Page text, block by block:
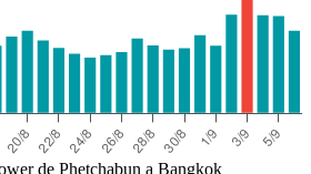
de Phetchabun a Bangkok